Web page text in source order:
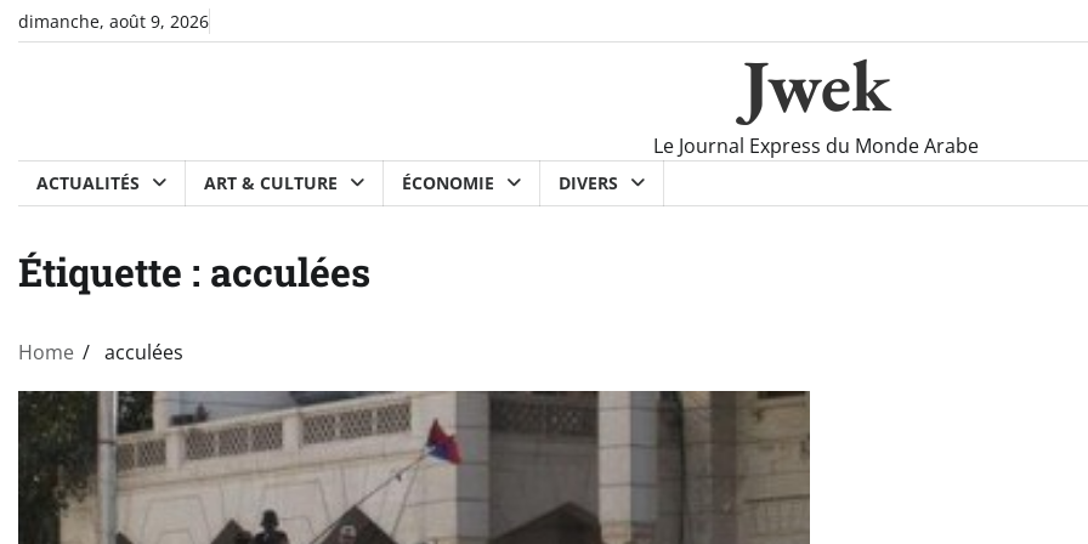
Skipdimanche, août 9, 2026
Jwek
Le Journal Express du Monde Arabe
ACTUALITÉS ART & CULTURE ÉCONOMIE DIVERS
Étiquette : acculées
Home acculées